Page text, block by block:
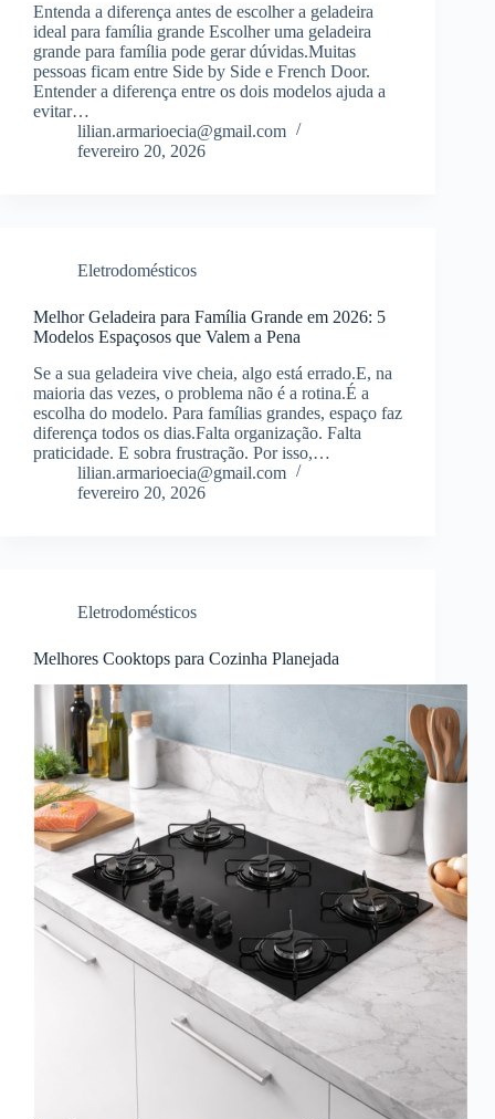
Entenda a diferença antes de escolher a geladeira
ideal para família grande Escolher uma geladeira
grande para família pode gerar dúvidas.Muitas
pessoas ficam entre Side by Side e French Door.
Entender a diferença entre os dois modelos ajuda a
evitar…
lilian.armarioecia@gmail.com
fevereiro 20, 2026
Eletrodomésticos
Melhor Geladeira para Família Grande em 2026: 5
Modelos Espaçosos que Valem a Pena
Se a sua geladeira vive cheia, algo está errado.E, na
maioria das vezes, o problema não é a rotina.É a
escolha do modelo. Para famílias grandes, espaço faz
diferença todos os dias.Falta organização. Falta
praticidade. E sobra frustração. Por isso,…
lilian.armarioecia@gmail.com
fevereiro 20, 2026
Eletrodomésticos
Melhores Cooktops para Cozinha Planejada